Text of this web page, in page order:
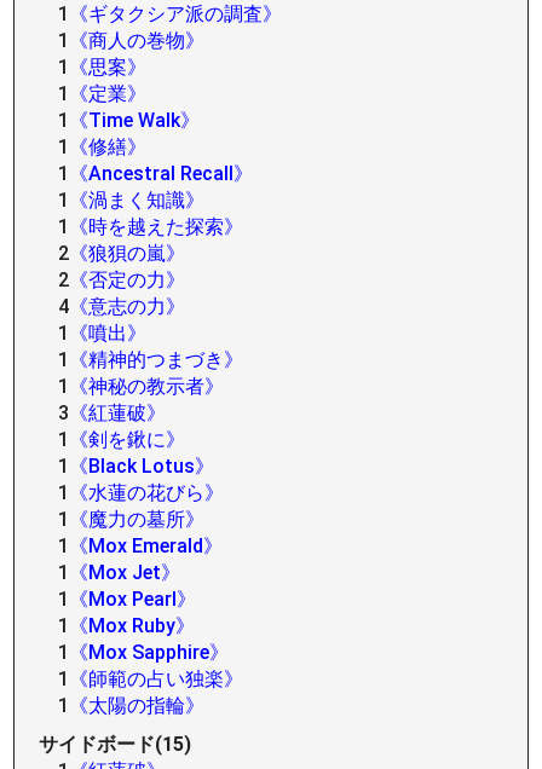
1
《ギタクシア派の調査》
1
《商人の巻物》
1
《思案》
1
《定業》
1
《Time Walk》
1
《修繕》
1
《Ancestral Recall》
1
《渦まく知識》
1
《時を越えた探索》
2 《狼狽の嵐》
2 《否定の力》
4 《意志の力》
1
《噴出》
1
《精神的つまづき》
1
《神秘の教示者》
3 《紅蓮破》
1
《剣を鍬に》
1
《Black Lotus》
1
《水蓮の花びら》
1
《魔力の墓所》
1
《Mox Emerald》
1
《Mox Jet》
1
《Mox Pearl》
1
《Mox Ruby》
1
《Mox Sapphire》
1
《師範の占い独楽》
1
《太陽の指輪》
サイドボード(15)